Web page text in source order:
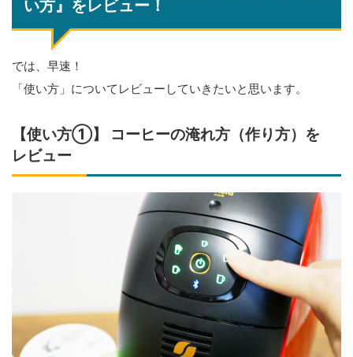
い方』をレビュー！
では、早速！
「使い方」についてレビューしていきたいと思います。
【使い方①】 コーヒーの淹れ方（作り方）を
レビュー